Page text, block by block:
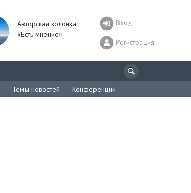
Авторская колонка
«Есть мнение»
Вход
Регистрация
Темы новостей Конференции